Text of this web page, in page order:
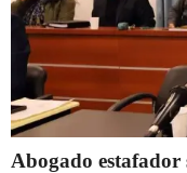
Abogado